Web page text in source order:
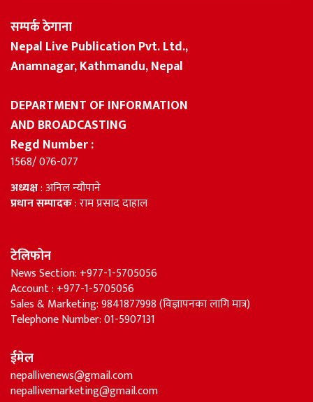
सम्पर्क ठेगाना
Nepal Live Publication Pvt. Ltd.,
Anamnagar, Kathmandu, Nepal
DEPARTMENT OF INFORMATION
AND BROADCASTING
Regd Number :
1568/ 076-077
अध्यक्ष: अनिल न्यौपाने
प्रधान सम्पादक: राम प्रसाद दाहाल
टेलिफोन
News Section: +977-1-5705056
Account : +977-1-5705056
Sales & Marketing: 9841877998 (विज्ञापनका लागि मात्र)
Telephone Number: 01-5907131
ईमेल
nepallivenews@gmail.com
nepallivemarketing@gmail.com